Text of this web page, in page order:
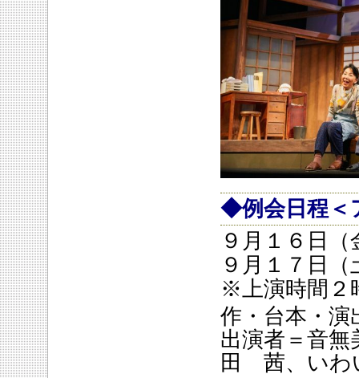
◆例会日程＜
９月１６日
９月１７日
※上演時間２
作・台本・
出演者＝音無
田 茜、いわ